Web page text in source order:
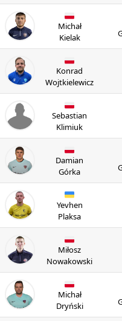
Michał
Kielak
Konrad
Wojtkielewicz
Sebastian
Klimiuk
Damian
Górka
Yevhen
Plaksa
Miłosz
Nowakowski
Michał
Dryński